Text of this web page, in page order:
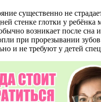
существенно не
стенке глотки у ребёнка
возникает после сна
при прорезывании зубов
и не требуют у детей